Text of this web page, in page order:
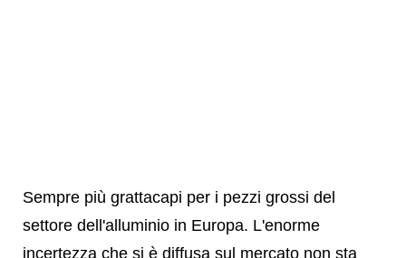
Sempre più grattacapi per i pezzi grossi del
settore dell'alluminio in Europa. L'enorme
incertezza che si è diffusa sul mercato non sta